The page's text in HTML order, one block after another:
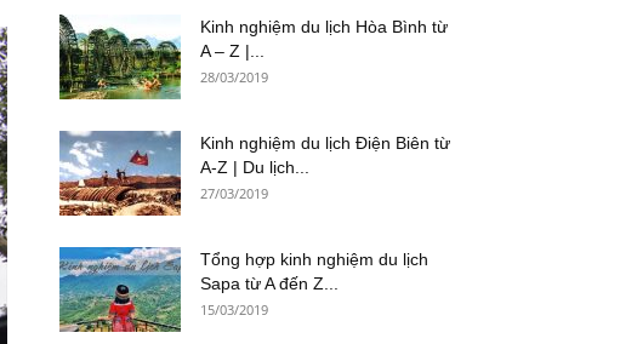
Kinh nghiệm du lịch Hòa Bình từ
A – Z |...
28/03/2019
Kinh nghiệm du lịch Điện Biên từ
A-Z | Du lịch...
27/03/2019
Tổng hợp kinh nghiệm du lịch
Sapa từ A đến Z...
15/03/2019